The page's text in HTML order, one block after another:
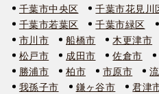
千葉市中央区 千葉市花見川
千葉市若葉区
千葉市緑区
市川市
船橋市 木更津市
松戸市
成田市 佐倉市
勝浦市
柏市 市原市
我孫子市
鎌ヶ谷市 君津